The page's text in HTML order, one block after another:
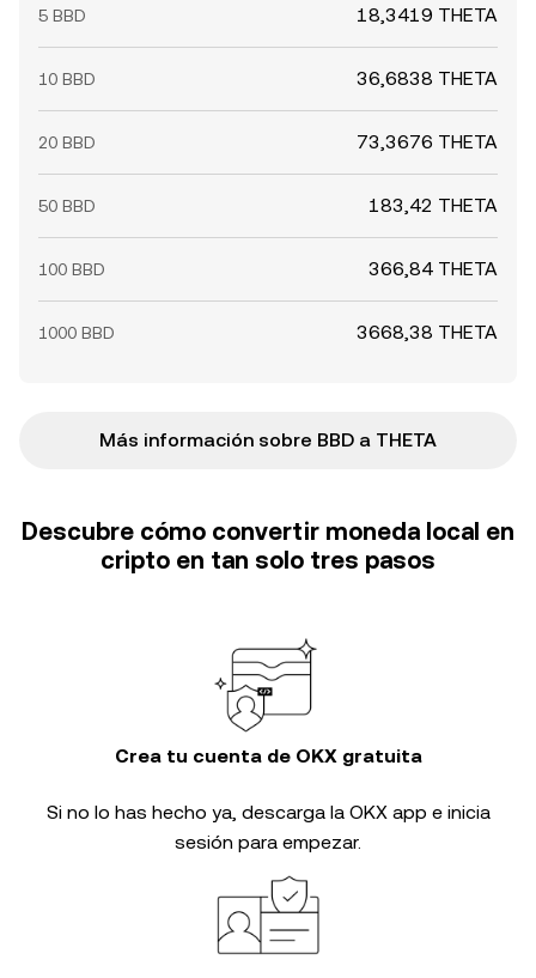
5 BBD 18,3419 THETA
10 BBD 36,6838 THETA
20 BBD 73,3676 THETA
50 BBD 183,42 THETA
100 BBD 366,84 THETA
1000 BBD 3668,38 THETA
Más información sobre BBD a THETA
Descubre cómo convertir moneda local en
cripto en tan solo tres pasos
Crea tu cuenta de OKX gratuita
Si no lo has hecho ya, descarga la OKX app e inicia
sesión para empezar.